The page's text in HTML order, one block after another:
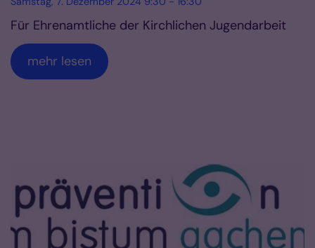
Für Ehrenamtliche der Kirchlichen Jugendarbeit
mehr lesen